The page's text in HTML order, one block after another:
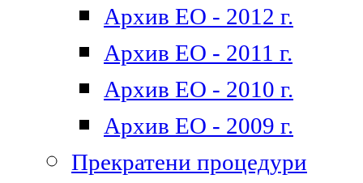
Архив ЕО - 2012 г.
Архив ЕО - 2011 г.
Архив ЕО - 2010 г.
Архив ЕО - 2009 г.
Прекратени процедури